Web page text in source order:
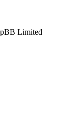
Limited